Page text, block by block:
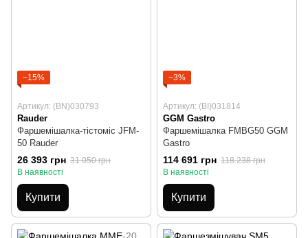
−15%
Артикул: (BN)030793
Rauder
Фаршемішалка-тістоміс JFM-
50 Rauder
26 393 грн 31 050 грн
В наявності
Купити
−3%
Артикул: (BI)031814
GGM Gastro
Фаршемішалка FMBG50 GGM
Gastro
114 691 грн 118 238 грн
В наявності
Купити